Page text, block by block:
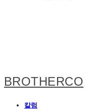
BROTHERCO
칼럼